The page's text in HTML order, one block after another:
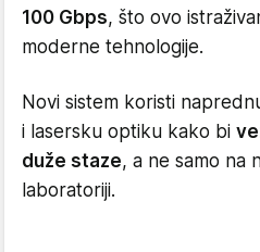
100 Gbps, što ovo
moderne tehnologije.
Novi sistem koristi
i lasersku optiku kako bi
duže staze, a ne samo na
laboratoriji.